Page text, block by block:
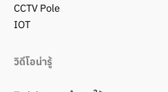
CCTV Pole
IOT
วิดีโอน่ารู้